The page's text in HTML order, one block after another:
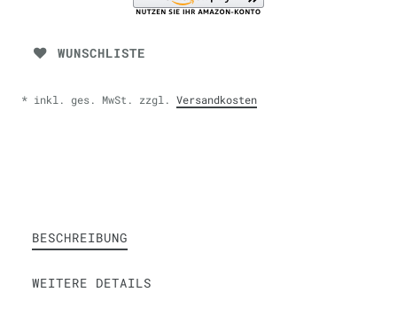
WUNSCHLISTE
* inkl. ges. MwSt. zzgl. Versandkosten
BESCHREIBUNG
WEITERE DETAILS